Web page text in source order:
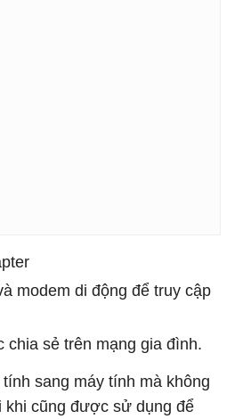
modem di động để truy cập
chia sẻ trên mạng gia đình.
sang máy tính mà không
khi cũng được sử dụng để